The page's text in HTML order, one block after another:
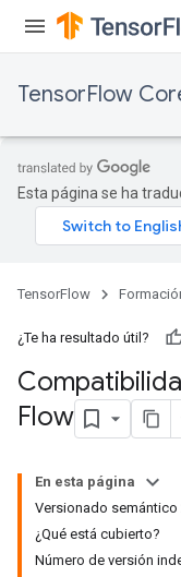
TensorFlow
Esta página se ha
TensorFlow
¿Te ha resultado útil?
Flow
En esta página
Versionado semántico
¿Qué está cubierto?
Número de versión